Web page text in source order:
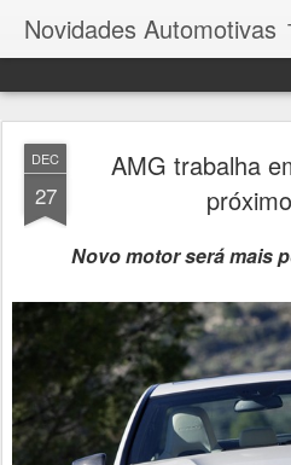
Novidades Automotivas
DEC
27
AMG trabalha
Novo motor será mais